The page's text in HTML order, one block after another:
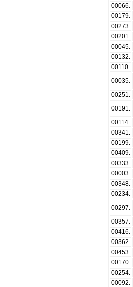
00066.
00179.
00273.
00201.
00045.
00132.
00110.
00035.
00251.
00191.
00114.
00341.
00199.
00409.
00333.
00003.
00348.
00234.
00297.
00357.
00416.
00362.
00453.
00170.
00254.
00092.